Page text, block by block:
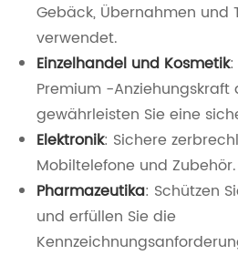
Gebäck, Übernahmen und
verwendet.
Einzelhandel und Kosmetik:
Premium -Anziehungskraft
gewährleisten Sie eine
Elektronik: Sichere
Mobiltelefone und Zubehör.
Pharmazeutika: Schützen
und erfüllen Sie die